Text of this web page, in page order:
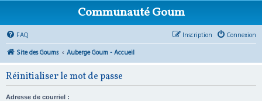
Communauté Goum
FAQ Connexion
Inscription
Site des Goums
Auberge Goum - Accueil
Réinitialiser le mot de passe
Adresse de courriel :